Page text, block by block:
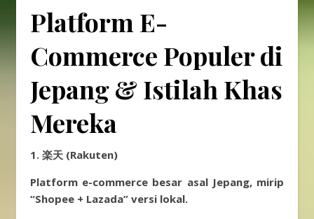
Platform E-
Commerce Populer di
Jepang & Istilah Khas
Mereka
1. 楽天 (Rakuten)
Platform e-commerce besar asal Jepang, mirip
“Shopee + Lazada” versi lokal.